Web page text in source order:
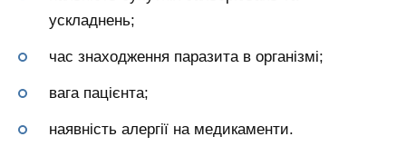
ускладнень;
час знаходження паразита в організмі;
вага пацієнта;
наявність алергії на медикаменти.